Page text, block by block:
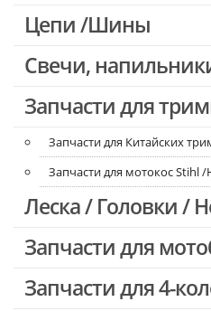
Запчасти для бензопил
Цепи /Шины
Свечи,
Запчасти для
Запчасти для Китайских
Запчасти для мотокос Stihl
Леска / Головки /
Запчасти для
Запчасти для 4-